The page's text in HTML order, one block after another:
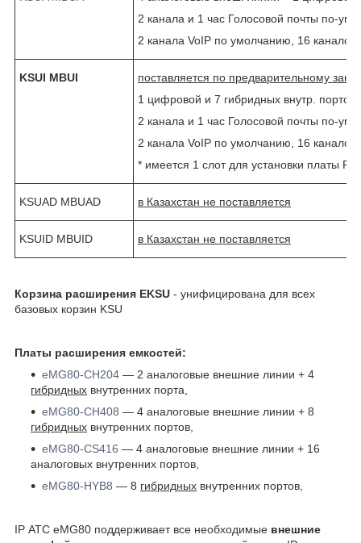
2 канала и 1 час Голосовой почты по-
2 канала VoIP по умолчанию, 16 каналов
KSUI MBUI
поставляется по предварительному
1 цифровой и 7 гибридных внутр. портов
2 канала и 1 час Голосовой почты по-
2 канала VoIP по умолчанию, 16 каналов
* имеется 1 слот для установки платы
KSUAD MBUAD в Казахстан не поставляется
KSUID MBUID в Казахстан не поставляется
Корзина расширения EKSU - унифицирована для всех
базовых корзин KSU
Платы расширения емкостей:
eMG80-CH204 ― 2 аналоговые внешние линии + 4
гибридных внутренних порта,
eMG80-CH408 ― 4 аналоговые внешние линии + 8
гибридных внутренних портов,
eMG80-CS416 ― 4 аналоговые внешние линии + 16
аналоговых внутренних портов,
eMG80-HYB8 ― 8 гибридных внутренних портов,
IP АТС eMG80 поддерживает все необходимые внешние